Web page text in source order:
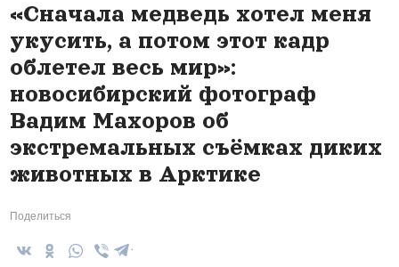
«Сначала медведь хотел меня
укусить, а потом этот кадр
облетел весь мир»:
новосибирский фотограф
Вадим Махоров об
экстремальных съёмках диких
животных в Арктике
Поделиться